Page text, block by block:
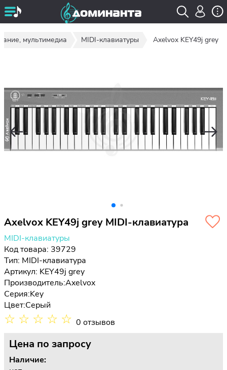
мультимедиа MIDI-клавиатуры Axelvox KEY49j grey
Axelvox KEY49j grey MIDI-клавиатура
MIDI-клавиатуры
Код товара: 39729
Тип: MIDI-клавиатура
Артикул: KEY49j grey
Производитель:Axelvox
Серия:Key
Цвет:Серый
☆ ☆ ☆ ☆ ☆ 0 отзывов
Цена по запросу
Наличие: